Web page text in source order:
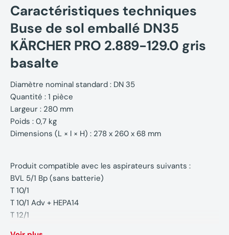
Caractéristiques techniques
Buse de sol emballé DN35
KÄRCHER PRO 2.889-129.0 gris
basalte
Diamètre nominal standard : DN 35
Quantité : 1 pièce
Largeur : 280 mm
Poids : 0,7 kg
Dimensions (L × l × H) : 278 x 260 x 68 mm
Produit compatible avec les aspirateurs suivants :
BVL 5/1 Bp (sans batterie)
T 10/1
T 10/1 Adv + HEPA14
T 12/1